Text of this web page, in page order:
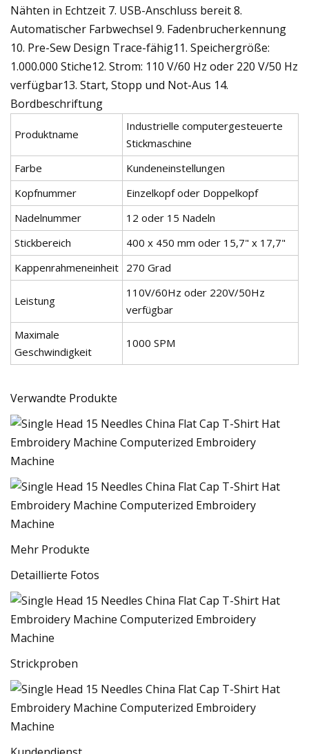
Nähten in Echtzeit 7. USB-Anschluss bereit 8.
Automatischer Farbwechsel 9. Fadenbrucherkennung
10. Pre-Sew Design Trace-fähig11. Speichergröße:
1.000.000 Stiche12. Strom: 110 V/60 Hz oder 220 V/50 Hz
verfügbar13. Start, Stopp und Not-Aus 14.
Bordbeschriftung
Produktname
Industrielle computergesteuerte
Stickmaschine
Farbe
Kundeneinstellungen
Kopfnummer
Einzelkopf oder Doppelkopf
Nadelnummer
12 oder 15 Nadeln
Stickbereich
400 x 450 mm oder 15,7" x 17,7"
Kappenrahmeneinheit 270 Grad
Leistung
110V/60Hz oder 220V/50Hz
verfügbar
Maximale
Geschwindigkeit
1000 SPM
Verwandte Produkte
Mehr Produkte
Detaillierte Fotos
Strickproben